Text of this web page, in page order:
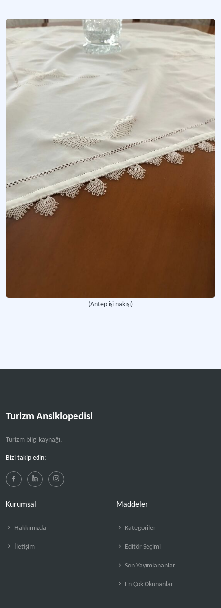
(Antep işi nakışı)
Turizm Ansiklopedisi
Turizm bilgi kaynağı.
Bizi takip edin:
Kurumsal
Hakkımızda
İletişim
Maddeler
Kategoriler
Editör Seçimi
Son Yayımlananlar
En Çok Okunanlar